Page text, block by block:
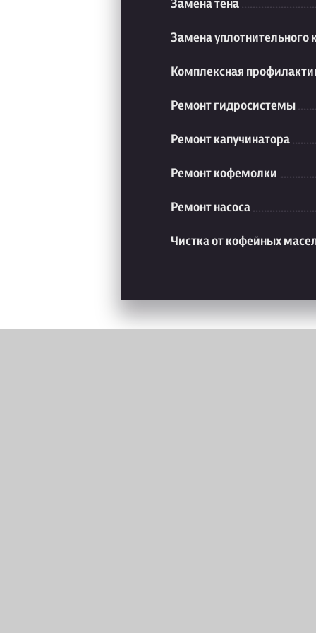
Замена тена
Замена уплотнительного
Комплексная
Ремонт гидросистемы
Ремонт капучинатора
Ремонт кофемолки
Ремонт насоса
Чистка от кофейных